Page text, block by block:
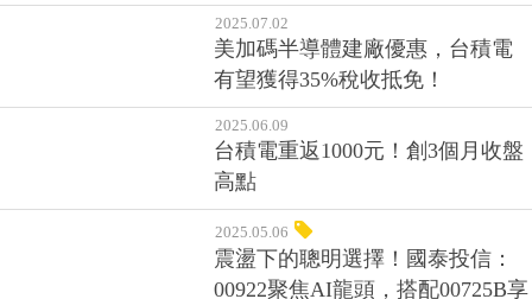
2025.06.09
台積電重返1000元！創3個月收盤
高點
2025.05.06
震盪下的聰明選擇！國泰投信：
00922聚焦AI龍頭，搭配00725B享
收益
2025.04.10